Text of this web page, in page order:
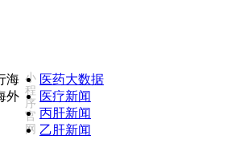
小
程
序
官
网
医药大数据
医疗新闻
丙肝新闻
乙肝新闻